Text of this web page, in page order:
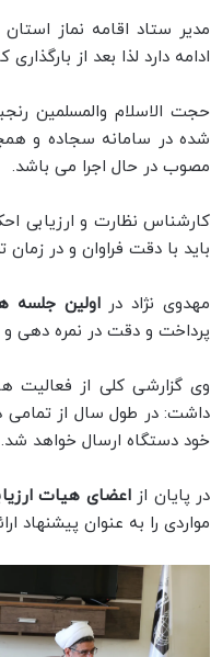
مدیر ستاد اقامه نماز
ادامه دارد لذا بعد از
حجت الاسلام والمسلمین
شده در سامانه سجاده و
مصوب در حال اجرا می باشد.
کارشناس نظارت و ارزیابی
باید با دقت فراوان و در زمان
مهدوی نژاد دراولین جلسه
پرداخت و دقت در نمره دهی و
وی گزارشی کلی از فعالیت
داشت: در طول سال از تمامی
خود دستگاه ارسال خواهد شد.
در پایان از اعضای هیات
مواردی را به عنوان پیشنهاد